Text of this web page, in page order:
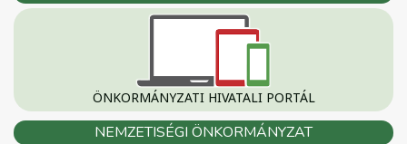
ÖNKORMÁNYZATI HIVATALI PORTÁL
NEMZETISÉGI ÖNKORMÁNYZAT